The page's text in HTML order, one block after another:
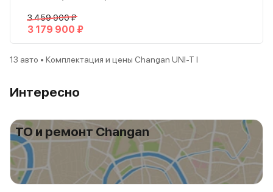
3 459 900 ₽
3 179 900 ₽
13 авто • Комплектация и цены Changan UNI-T I
Интересно
ТО и ремонт Changan